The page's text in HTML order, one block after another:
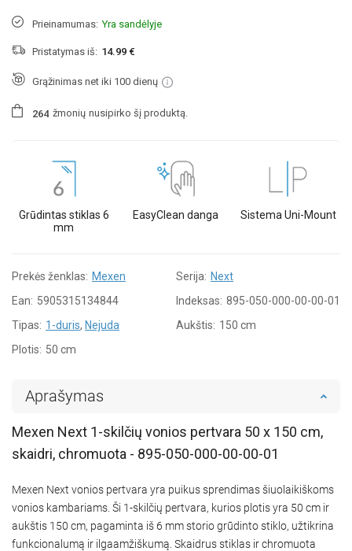
Prieinamumas: Yra sandėlyje
Pristatymas iš: 14.99 €
Grąžinimas net iki 100 dienų
264 žmonių nusipirko šį produktą.
Grūdintas stiklas 6
mm
EasyClean danga Sistema Uni-Mount
Prekės ženklas: Mexen Serija: Next
Ean: 5905315134844 Indeksas: 895-050-000-00-00-01
Tipas: 1-duris, Nejuda Aukštis: 150 cm
Plotis: 50 cm
Aprašymas
Mexen Next 1-skilčių vonios pertvara 50 x 150 cm,
skaidri, chromuota - 895-050-000-00-00-01
Mexen Next vonios pertvara yra puikus sprendimas šiuolaikiškoms
vonios kambariams. Ši 1-skilčių pertvara, kurios plotis yra 50 cm ir
aukštis 150 cm, pagaminta iš 6 mm storio grūdinto stiklo, užtikrina
funkcionalumą ir ilgaamžiškumą. Skaidrus stiklas ir chromuota